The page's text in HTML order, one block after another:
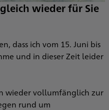
wieder für Sie
dass ich vom 15. Juni bis
und in dieser Zeit leider
wieder vollumfänglich zur
rund um